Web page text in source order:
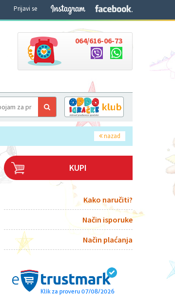
Prijavi se
064/616-06-73
nazad
KUPI
Kako naručiti?
Način isporuke
Način plaćanja